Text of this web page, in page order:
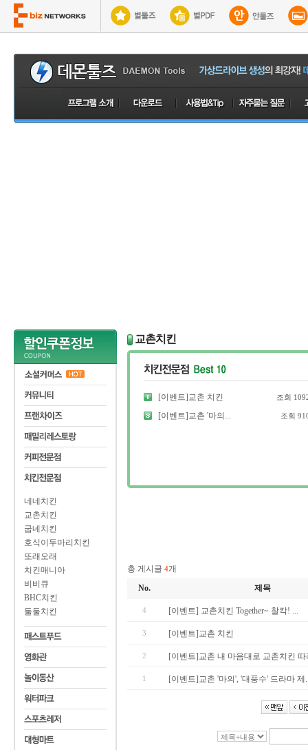
네네치킨
교촌치킨
굽네치킨
호식이두마리치킨
또래오래
치킨매니아
비비큐
BHC치킨
둘둘치킨
교촌치킨
[이벤트]교촌 치킨 조회
[이벤트]교촌 '마의... 조회
총 게시글 4개
No.
제목
4 [이벤트] 교촌치킨 Together~ 찰칵! ...
3 [이벤트]교촌 치킨
2 [이벤트]교촌 내 마음대로 교촌치킨 따
1 [이벤트]교촌 '마의', '대풍수' 드라마 제